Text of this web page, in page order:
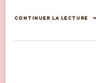
CONTINUER LA LECTURE